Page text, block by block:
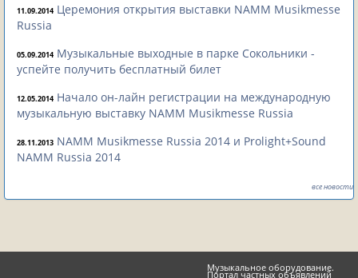
11.09.2014 Церемония открытия выставки NAMM Musikmesse
Russia
05.09.2014 Музыкальные выходные в парке Сокольники -
успейте получить бесплатный билет
12.05.2014 Начало он-лайн регистрации на международную
музыкальную выставку NAMM Musikmesse Russia
28.11.2013 NAMM Musikmesse Russia 2014 и Prolight+Sound
NAMM Russia 2014
все новости
Музыкальное оборудование.
Портал частных объявлений